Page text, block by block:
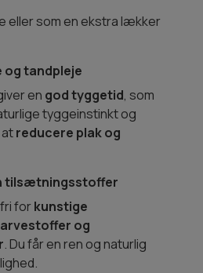
eller som en ekstra lækker
tandpleje
en god tyggetid, som
tyggeinstinkt og
reducere plak og
tilsætningsstoffer
forkunstige
og
. Du får en ren og naturlig